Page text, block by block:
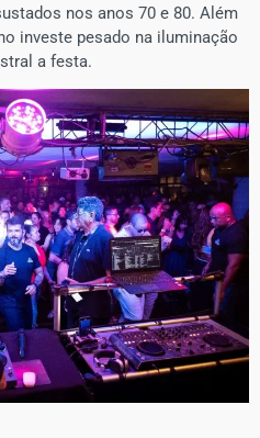
nos anos 70 e 80. Além
investe pesado na iluminação
a festa.